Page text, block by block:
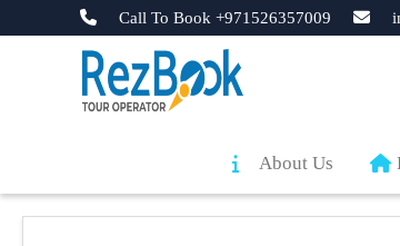
Call To Book +971526357009
About Us